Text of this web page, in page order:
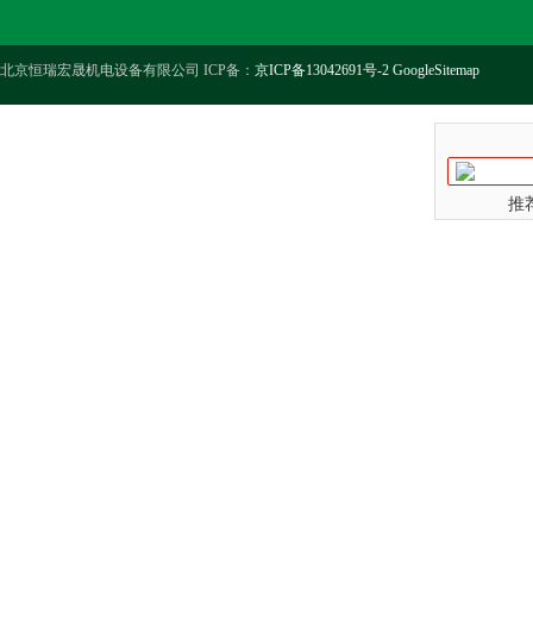
北京恒瑞宏晟机电设备有限公司 ICP备： 京ICP备13042691号-2 GoogleSitemap
推